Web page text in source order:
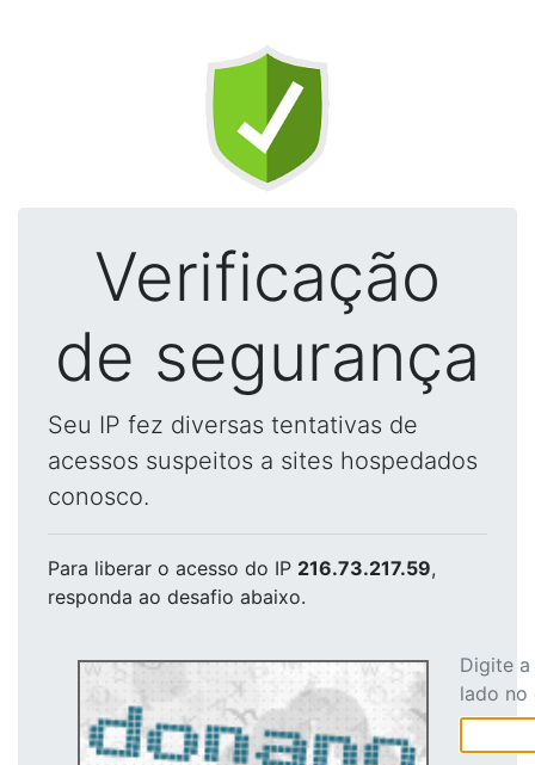
Verificação
de segurança
Seu IP fez diversas tentativas de
acessos suspeitos a sites hospedados
conosco.
Para liberar o acesso do IP 216.73.217.59,
responda ao desafio abaixo.
Digite
lado no